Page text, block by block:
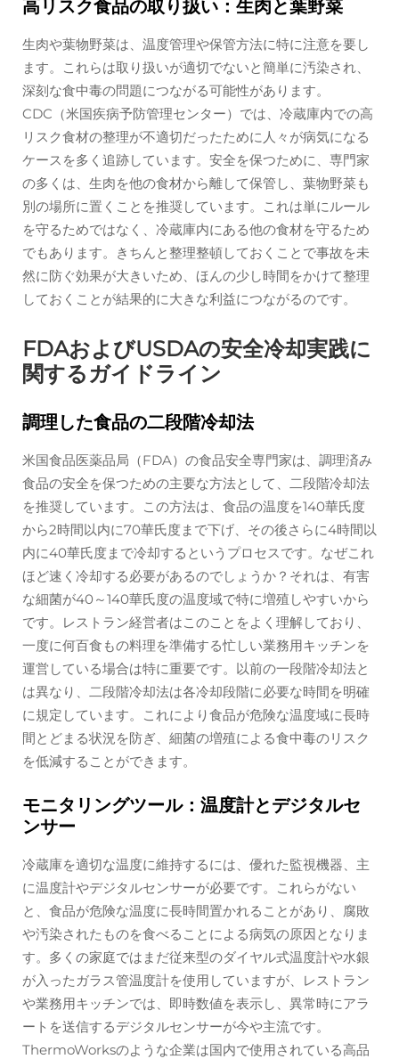
高リスク食品の取り扱い：生肉と葉野菜
生肉や葉物野菜は、温度管理や保管方法に特に注意を要し
ます。これらは取り扱いが適切でないと簡単に汚染され、
深刻な食中毒の問題につながる可能性があります。
CDC（米国疾病予防管理センター）では、冷蔵庫内での高
リスク食材の整理が不適切だったために人々が病気になる
ケースを多く追跡しています。安全を保つために、専門家
の多くは、生肉を他の食材から離して保管し、葉物野菜も
別の場所に置くことを推奨しています。これは単にルール
を守るためではなく、冷蔵庫内にある他の食材を守るため
でもあります。きちんと整理整頓しておくことで事故を未
然に防ぐ効果が大きいため、ほんの少し時間をかけて整理
しておくことが結果的に大きな利益につながるのです。
FDAおよびUSDAの安全冷却実践に
関するガイドライン
調理した食品の二段階冷却法
米国食品医薬品局（FDA）の食品安全専門家は、調理済み
食品の安全を保つための主要な方法として、二段階冷却法
を推奨しています。この方法は、食品の温度を140華氏度
から2時間以内に70華氏度まで下げ、その後さらに4時間以
内に40華氏度まで冷却するというプロセスです。なぜこれ
ほど速く冷却する必要があるのでしょうか？それは、有害
な細菌が40～140華氏度の温度域で特に増殖しやすいから
です。レストラン経営者はこのことをよく理解しており、
一度に何百食もの料理を準備する忙しい業務用キッチンを
運営している場合は特に重要です。以前の一段階冷却法と
は異なり、二段階冷却法は各冷却段階に必要な時間を明確
に規定しています。これにより食品が危険な温度域に長時
間とどまる状況を防ぎ、細菌の増殖による食中毒のリスク
を低減することができます。
モニタリングツール：温度計とデジタルセ
ンサー
冷蔵庫を適切な温度に維持するには、優れた監視機器、主
に温度計やデジタルセンサーが必要です。これらがない
と、食品が危険な温度に長時間置かれることがあり、腐敗
や汚染されたものを食べることによる病気の原因となりま
す。多くの家庭ではまだ従来型のダイヤル式温度計や水銀
が入ったガラス管温度計を使用していますが、レストラン
や業務用キッチンでは、即時数値を表示し、異常時にアラ
ートを送信するデジタルセンサーが今や主流です。
ThermoWorksのような企業は国内で使用されている高品